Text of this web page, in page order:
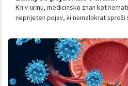
Kri v urinu, medicinsko znan kot
neprijeten pojav, ki nemalokrat sproži